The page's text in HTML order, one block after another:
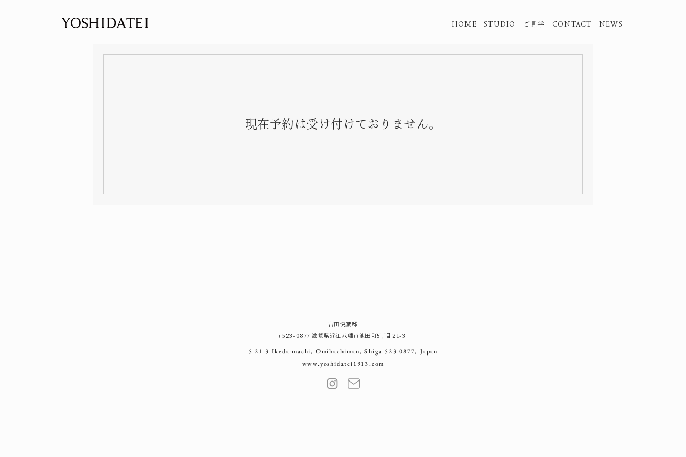
HOME STUDIO ご見学 CONTACT NEWS
現在予約は受け付けておりません。
吉田悦蔵邸
〒523-0877 滋賀県近江八幡市池田町5丁目21-3
5-21-3 Ikeda-machi, Omihachiman, Shiga 523-0877, Japan
www.yoshidatei1913.com